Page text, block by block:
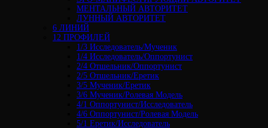
МЕНТАЛЬНЫЙ АВТОРИТЕТ
ЛУННЫЙ АВТОРИТЕТ
6 ЛИНИЙ
12 ПРОФИЛЕЙ
1/3 Исследователь/Мученик
1/4 Исследователь/Оппортунист
2/4 Отшельник/Оппортунист
2/5 Отшельник/Еретик
3/5 Мученик/Еретик
3/6 Мученик/Ролевая Модель
4/1 Оппортунист/Исследователь
4/6 Оппортунист/Ролевая Модель
5/1 Еретик/Исследователь